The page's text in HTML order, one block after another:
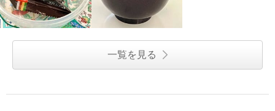
一覧を見る